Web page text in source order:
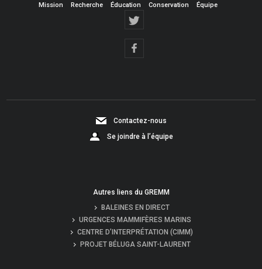
Mission Recherche Éducation Conservation Équipe
Contactez-nous
Se joindre à l’équipe
Autres liens du GREMM
BALEINES EN DIRECT
URGENCES MAMMIFÈRES MARINS
CENTRE D’INTERPRÉTATION (CIMM)
PROJET BÉLUGA SAINT-LAURENT